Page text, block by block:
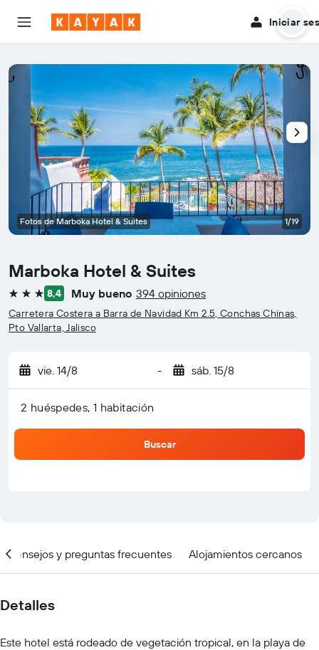
Iniciar
Marboka Hotel & Suites
3 estrellas
8,4 Muy bueno 394 opiniones
Carretera Costera a Barra de Navidad Km 2.5, Conchas Chinas,
Pto Vallarta, Jalisco
vie. 14/8 - sáb. 15/8
2 huéspedes, 1 habitación
Buscar
Fotos de Marboka Hotel & Suites 1/19
Consejos y preguntas frecuentes Alojamientos cercanos
Detalles
Este hotel está rodeado de vegetación tropical, en la playa de